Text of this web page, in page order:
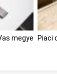
megye Piaci